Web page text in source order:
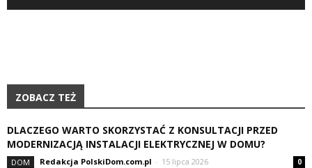
ZOBACZ TEŻ
DLACZEGO WARTO SKORZYSTAĆ Z KONSULTACJI PRZED
MODERNIZACJĄ INSTALACJI ELEKTRYCZNEJ W DOMU?
DOM Redakcja PolskiDom.com.pl - 15 lipca 2026 0